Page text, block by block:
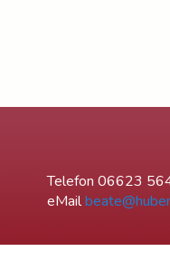
Telefon 06623
eMail